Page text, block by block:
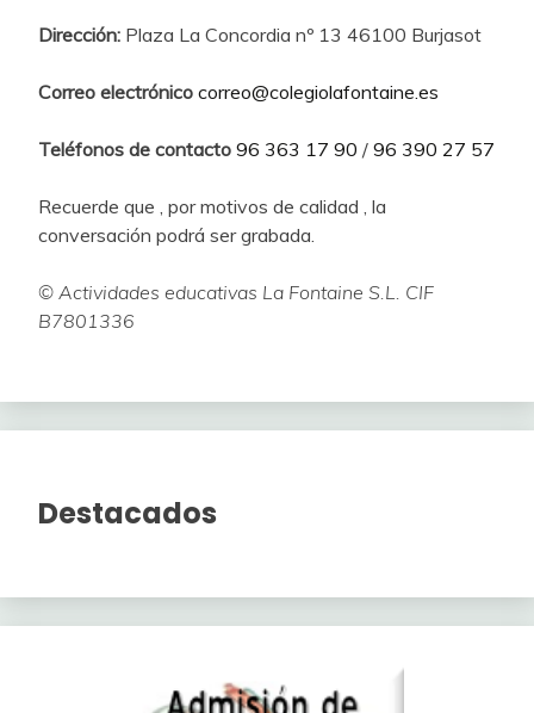
Dirección: Plaza La Concordia nº 13 46100 Burjasot
Correo electrónico correo@colegiolafontaine.es
Teléfonos de contacto 96 363 17 90 / 96 390 27 57
Recuerde que , por motivos de calidad , la
conversación podrá ser grabada.
© Actividades educativas La Fontaine S.L. CIF
B7801336
Destacados